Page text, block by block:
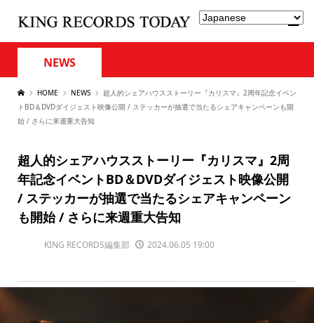
NEWS
HOME NEWS
超人的シェアハウスストーリー『カリスマ』2周年記念イベン
トBD＆DVDダイジェスト映像公開 / ステッカーが抽選で当たるシェアキャンペーンも開
始 / さらに来週重大告知
超人的シェアハウスストーリー『カリスマ』2周
年記念イベントBD＆DVDダイジェスト映像公開
/ ステッカーが抽選で当たるシェアキャンペーン
も開始 / さらに来週重大告知
KING RECORDS編集部 2024.06.05 19:00